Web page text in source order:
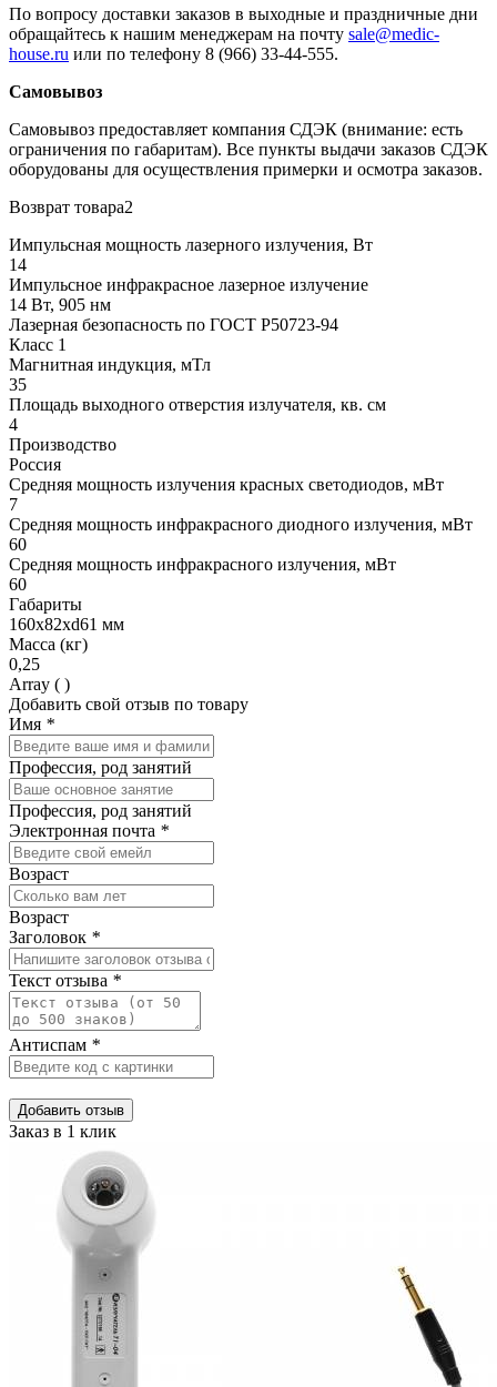
По вопросу доставки заказов в выходные и праздничные дни
обращайтесь к нашим менеджерам на почту sale@medic-
house.ru или по телефону 8 (966) 33-44-555.
Самовывоз
Самовывоз предоставляет компания СДЭК (внимание: есть
ограничения по габаритам). Все пункты выдачи заказов СДЭК
оборудованы для осуществления примерки и осмотра заказов.
Возврат товара2
Импульсная мощность лазерного излучения, Вт
14
Импульсное инфракрасное лазерное излучение
14 Вт, 905 нм
Лазерная безопасность по ГОСТ Р50723-94
Класс 1
Магнитная индукция, мТл
35
Площадь выходного отверстия излучателя, кв. см
4
Производство
Россия
Средняя мощность излучения красных светодиодов, мВт
7
Средняя мощность инфракрасного диодного излучения, мВт
60
Средняя мощность инфракрасного излучения, мВт
60
Габариты
160х82хd61 мм
Масса (кг)
0,25
Array ( )
Добавить свой отзыв по товару
Имя *
Профессия, род занятий
Профессия, род занятий
Электронная почта *
Возраст
Возраст
Заголовок *
Текст отзыва *
Антиспам *
Добавить отзыв
Заказ в 1 клик